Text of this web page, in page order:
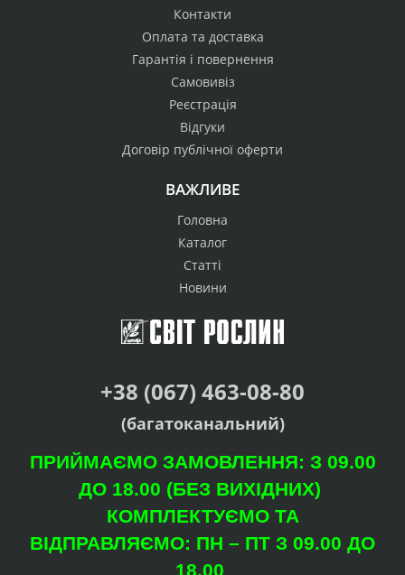
Контакти
Оплата та доставка
Гарантія і повернення
Самовивіз
Реєстрація
Відгуки
Договір публічної оферти
ВАЖЛИВЕ
Головна
Каталог
Статті
Новини
+38 (067) 463-08-80
(багатоканальний)
ПРИЙМАЄМО ЗАМОВЛЕННЯ: З 09.00
ДО 18.00 (БЕЗ ВИХІДНИХ)
КОМПЛЕКТУЄМО ТА
ВІДПРАВЛЯЄМО: ПН – ПТ З 09.00 ДО
18.00